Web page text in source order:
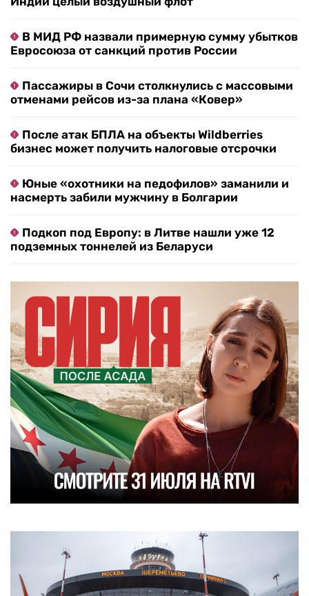
В МИД РФ назвали примерную сумму убытков
Евросоюза от санкций против России
Пассажиры в Сочи столкнулись с массовыми
отменами рейсов из-за плана «Ковер»
После атак БПЛА на объекты Wildberries
бизнес может получить налоговые отсрочки
Юные «охотники на педофилов» заманили и
насмерть забили мужчину в Болгарии
Подкоп под Европу: в Литве нашли уже 12
подземных тоннелей из Беларуси